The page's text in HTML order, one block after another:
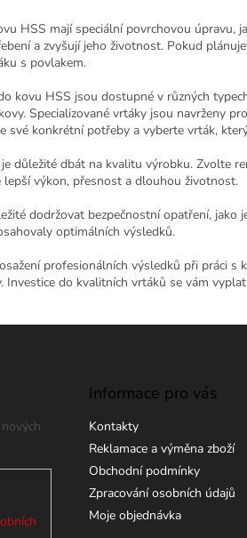
y
v
ý
i
s
u
HSS mají speciální povrchovou úpravu,
a zvyšují jeho životnost. Pokud
s povlakem.
kovu HSS jsou dostupné v různých
Specializované vrtáky jsou navrženy
své konkrétní potřeby a vyberte vrták,
důležité dbát na kvalitu výrobku. Zvolte
výkon, přesnost a dlouhou životnost.
dodržovat bezpečnostní opatření, jako
optimálních výsledků.
profesionálních výsledků při práci s
do kvalitních vrtáků se vám
Informace pro vás
Kontakty
Reklamace a výměna zboží
Obchodní podmínky
Zpracování osobních údajů
Moje objednávka